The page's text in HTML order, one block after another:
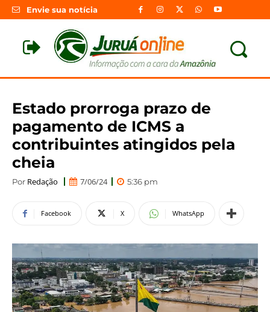
Envie sua notícia
Estado prorroga prazo de
pagamento de ICMS a
contribuintes atingidos pela
cheia
Por Redação 7/06/24 5:36 pm
Facebook X WhatsApp